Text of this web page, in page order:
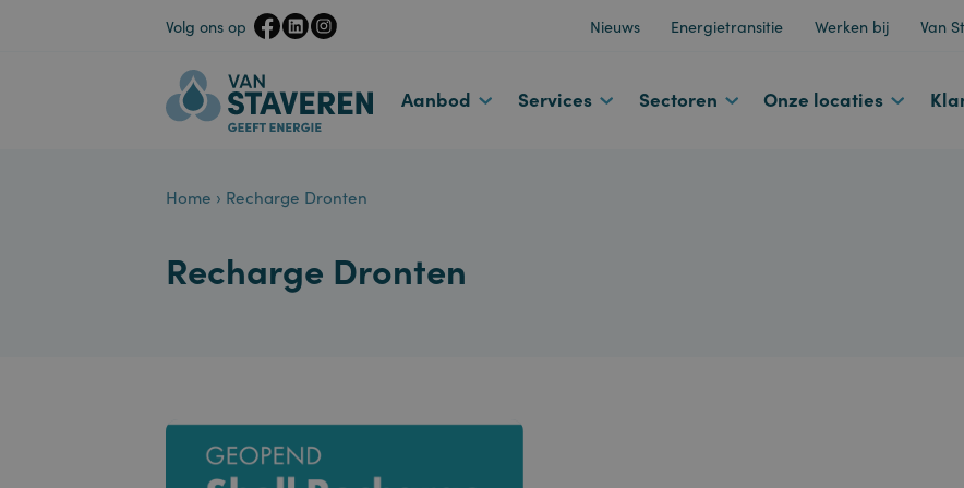
Volg ons op Nieuws Energietransitie Werken bij
Aanbod Services Sectoren Onze locaties
Home ›Recharge Dronten
Recharge Dronten